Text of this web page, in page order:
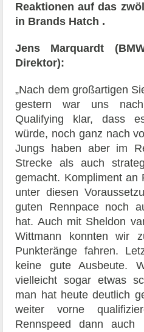
Reaktionen auf das
in Brands Hatch .
Jens Marquardt
Direktor):
„Nach dem großartigen
gestern war uns
Qualifying klar, dass
würde, noch ganz nach
Jungs haben aber im
Strecke als auch
gemacht. Kompliment an
unter diesen
guten Rennpace noch
hat. Auch mit Sheldon
Wittmann konnten wir
Punkteränge fahren.
keine gute Ausbeute.
vielleicht sogar etwas
man hat heute deutlich
weiter vorne
Rennspeed dann auch